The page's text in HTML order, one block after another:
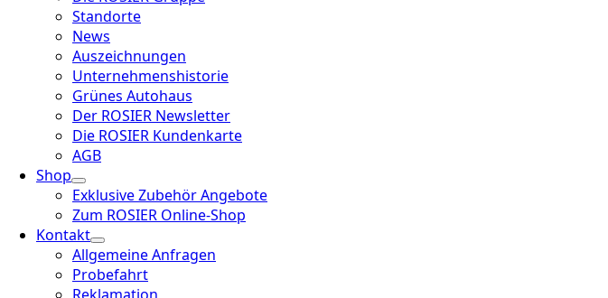
Standorte
News
Auszeichnungen
Unternehmenshistorie
Grünes Autohaus
Der ROSIER Newsletter
Die ROSIER Kundenkarte
AGB
Shop
Exklusive Zubehör Angebote
Zum ROSIER Online-Shop
Kontakt
Allgemeine Anfragen
Probefahrt